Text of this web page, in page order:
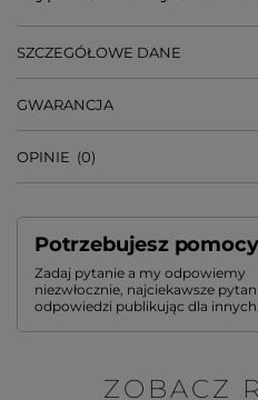
SZCZEGÓŁOWE DANE
GWARANCJA
OPINIE (0)
Potrzebujesz
Zadaj pytanie a my odpowiemy
niezwłocznie, najciekawsze
odpowiedzi publikując dla innych.
ZOBACZ